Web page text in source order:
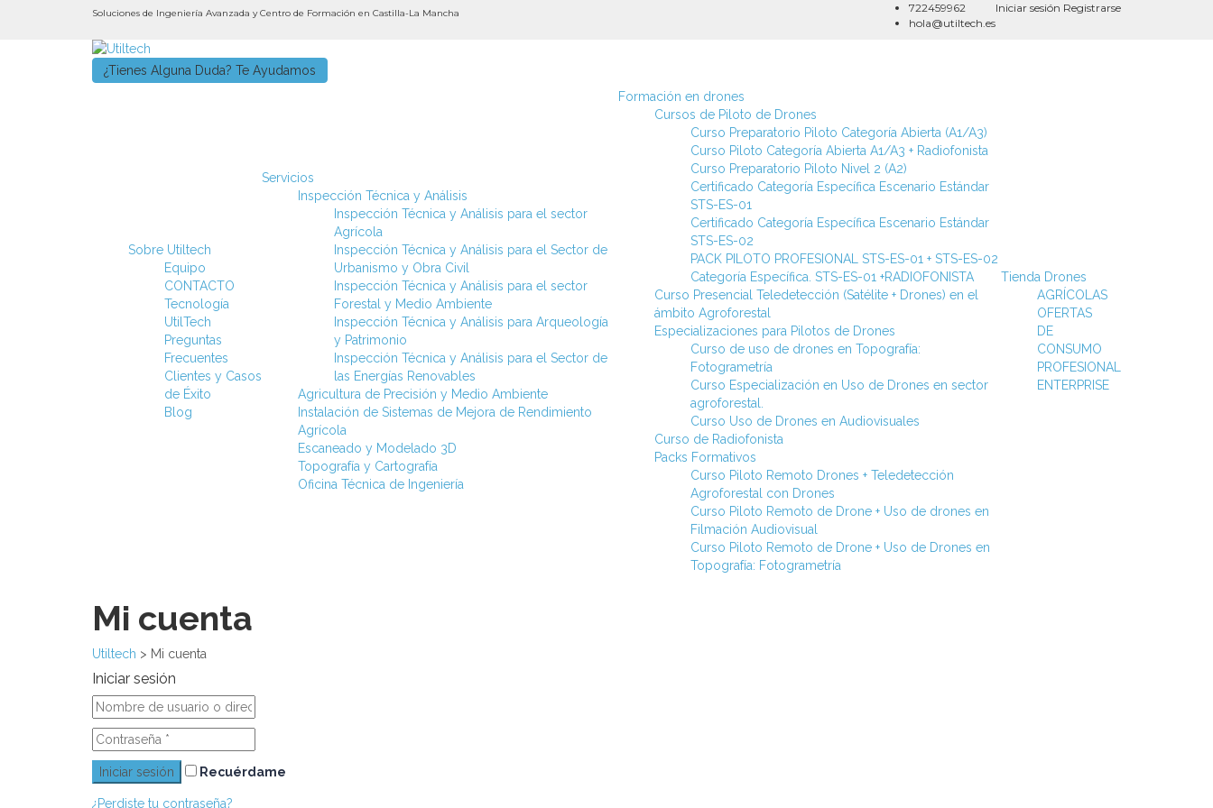
Iniciar sesión Registrarse
Soluciones de Ingeniería Avanzada y Centro de Formación en Castilla-La Mancha
722459962
hola@utiltech.es
¿Tienes Alguna Duda? Te Ayudamos
Sobre Utiltech
Equipo
CONTACTO
Tecnología
UtilTech
Preguntas
Frecuentes
Clientes y Casos
de Éxito
Blog
Servicios
Inspección Técnica y Análisis
Inspección Técnica y Análisis para el sector
Agrícola
Inspección Técnica y Análisis para el Sector de
Urbanismo y Obra Civil
Inspección Técnica y Análisis para el sector
Forestal y Medio Ambiente
Inspección Técnica y Análisis para Arqueología
y Patrimonio
Inspección Técnica y Análisis para el Sector de
las Energías Renovables
Agricultura de Precisión y Medio Ambiente
Instalación de Sistemas de Mejora de Rendimiento
Agrícola
Escaneado y Modelado 3D
Topografía y Cartografía
Oficina Técnica de Ingeniería
Formación en drones
Cursos de Piloto de Drones
Curso Preparatorio Piloto Categoría Abierta (A1/A3)
Curso Piloto Categoría Abierta A1/A3 + Radiofonista
Curso Preparatorio Piloto Nivel 2 (A2)
Certificado Categoría Específica Escenario Estándar
STS-ES-01
Certificado Categoría Específica Escenario Estándar
STS-ES-02
PACK PILOTO PROFESIONAL STS-ES-01 + STS-ES-02
Categoría Específica. STS-ES-01 +RADIOFONISTA
Curso Presencial Teledetección (Satélite + Drones) en el
ámbito Agroforestal
Especializaciones para Pilotos de Drones
Curso de uso de drones en Topografía:
Fotogrametría
Curso Especialización en Uso de Drones en sector
agroforestal.
Curso Uso de Drones en Audiovisuales
Curso de Radiofonista
Packs Formativos
Curso Piloto Remoto Drones + Teledetección
Agroforestal con Drones
Curso Piloto Remoto de Drone + Uso de drones en
Filmación Audiovisual
Curso Piloto Remoto de Drone + Uso de Drones en
Topografía: Fotogrametría
Tienda Drones
AGRÍCOLAS
OFERTAS
DE
CONSUMO
PROFESIONAL
ENTERPRISE
Mi cuenta
Utiltech > Mi cuenta
Iniciar sesión
Recuérdame
¿Perdiste tu contraseña?